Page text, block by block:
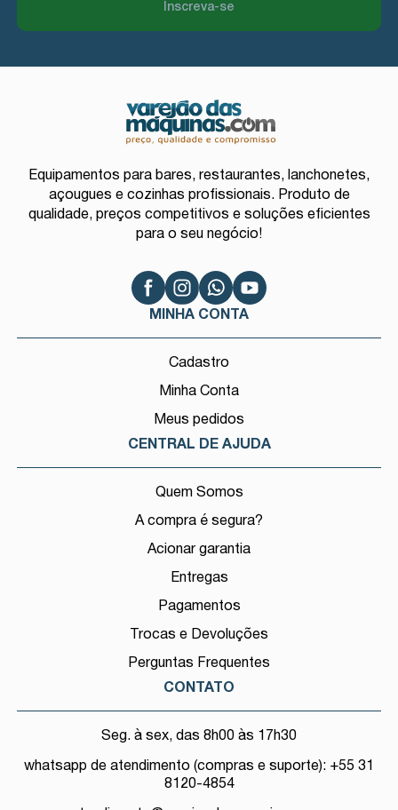
Inscreva-se
Equipamentos para bares, restaurantes, lanchonetes,
açougues e cozinhas profissionais. Produto de
qualidade, preços competitivos e soluções eficientes
para o seu negócio!
MINHA CONTA
Cadastro
Minha Conta
Meus pedidos
CENTRAL DE AJUDA
Quem Somos
A compra é segura?
Acionar garantia
Entregas
Pagamentos
Trocas e Devoluções
Perguntas Frequentes
CONTATO
Seg. à sex, das 8h00 às 17h30
whatsapp de atendimento (compras e suporte): +55 31
8120-4854